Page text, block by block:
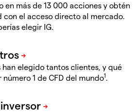
en más de 13 000 acciones y obtén
con el acceso directo al mercado.
elegir IG.
han elegido tantos clientes, y qué
1 de CFD del mundo1.